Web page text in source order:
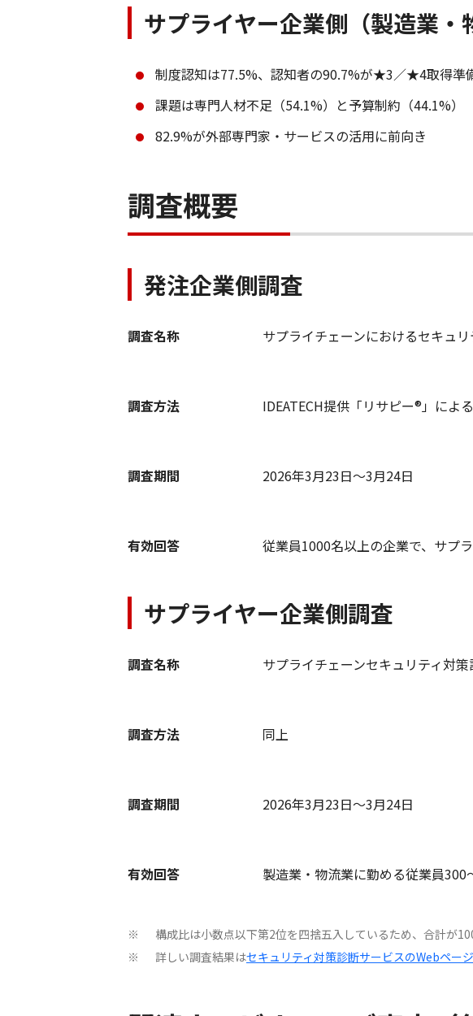
サプライヤー企業側（製造業
制度認知は77.5%、認知者の90.7%が★3／★4取得準
課題は専門人材不足（54.1%）と予算制約（44.1%）
82.9%が外部専門家・サービスの活用に前向き
調査概要
発注企業側調査
調査名称 サプライチェーンにおけるセキュ
調査方法 IDEATECH提供「リサピー®」によ
調査期間 2026年3月23日～3月24日
有効回答 従業員1000名以上の企業で、サプ
サプライヤー企業側調査
調査名称 サプライチェーンセキュリティ対
調査方法 同上
調査期間 2026年3月23日～3月24日
有効回答 製造業・物流業に勤める従業員
※ 構成比は小数点以下第2位を四捨五入しているため、合計が
※ 詳しい調査結果はセキュリティ対策診断サービスのWebページ